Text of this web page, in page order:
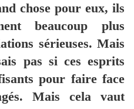
chose pour eux, ils
beaucoup plus
sérieuses. Mais
pas si ces esprits
pour faire face
Mais cela vaut